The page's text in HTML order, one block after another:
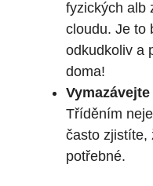
fyzických alb
cloudu. Je to
odkudkoliv a
doma!
Tříděním
často zjistíte,
potřebné.